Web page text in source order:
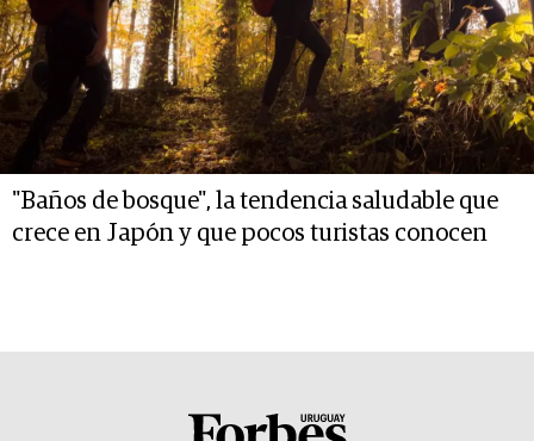
"Baños de bosque", la tendencia saludable que
crece en Japón y que pocos turistas conocen